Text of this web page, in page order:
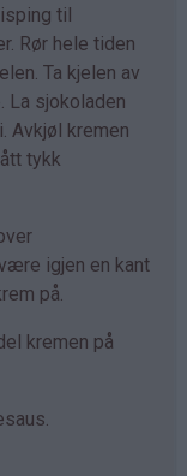
til
Rør hele tiden
Ta kjelen av
La sjokoladen
Avkjøl kremen
tykk
igjen en kant
på.
kremen på